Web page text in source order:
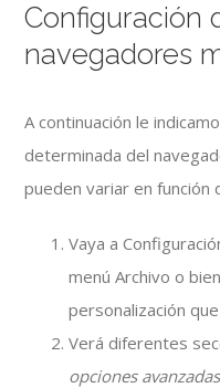
Configuración
navegadores
A continuación le
determinada del
pueden variar en función
Vaya a
menú Archivo o
personalización
Verá diferentes
opciones avanzadas